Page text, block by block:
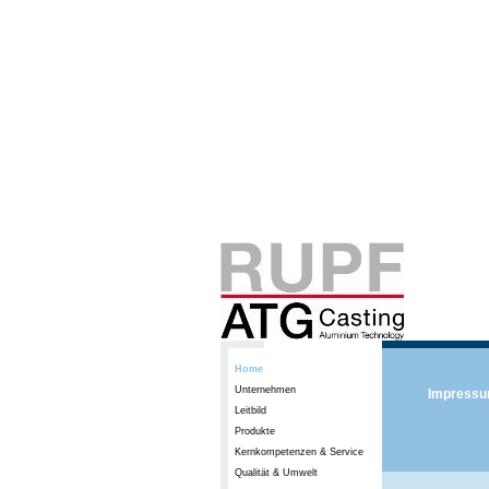
Home
Unternehmen
Leitbild
Produkte
Kernkompetenzen & Service
Qualität & Umwelt